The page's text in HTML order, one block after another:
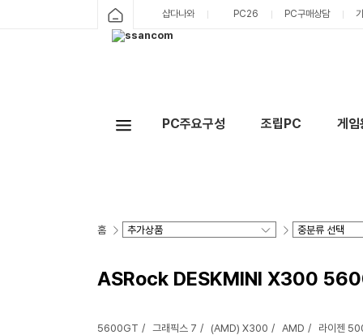
샵다나와 PC26 PC구매상담
PC주요구성 조립PC 게
홈
ASRock DESKMINI X300
5600GT 그래픽스 7 (AMD) X300 AMD 라이젠